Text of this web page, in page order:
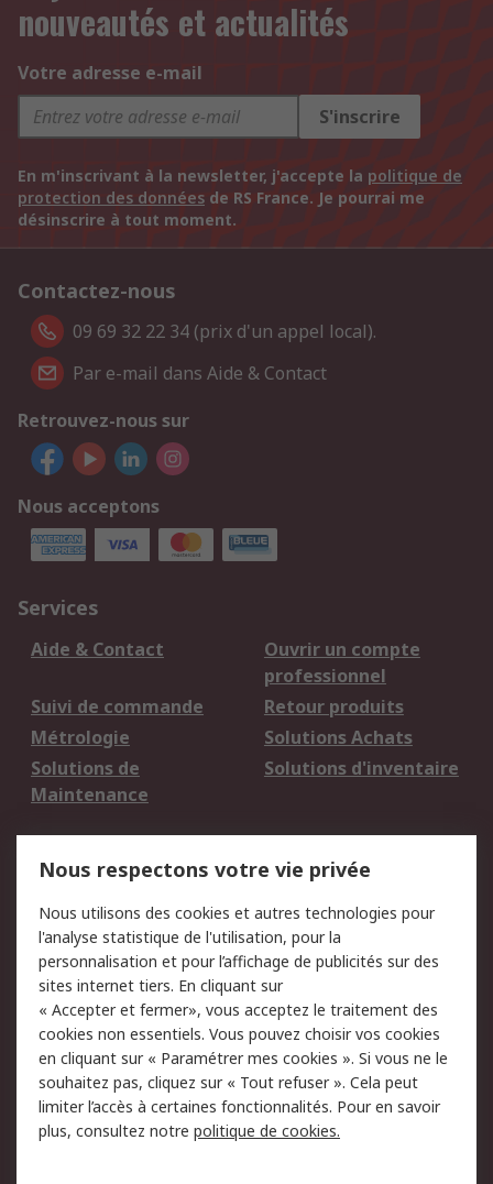
nouveautés et actualités
Votre adresse e-mail
S'inscrire
En m'inscrivant à la newsletter, j'accepte la politique de
protection des données de RS France. Je pourrai me
désinscrire à tout moment.
Contactez-nous
09 69 32 22 34 (prix d'un appel local).
Par e-mail dans Aide & Contact
Retrouvez-nous sur
Nous acceptons
Services
Aide & Contact
Ouvrir un compte
professionnel
Suivi de commande
Retour produits
Métrologie
Solutions Achats
Solutions de
Maintenance
Solutions d'inventaire
du site
Politique de protection
des données - Mise à
jour
Sécurité des E-mails
Conditions générales
de vente
Politique anti-
corruption
Campagnes marketing
A propos de RS
Nous respectons votre vie privée
Nous utilisons des cookies et autres technologies pour
l'analyse statistique de l'utilisation, pour la
personnalisation et pour l’affichage de publicités sur des
sites internet tiers. En cliquant sur
« Accepter et fermer», vous acceptez le traitement des
cookies non essentiels. Vous pouvez choisir vos cookies
en cliquant sur « Paramétrer mes cookies ». Si vous ne le
souhaitez pas, cliquez sur « Tout refuser ». Cela peut
limiter l’accès à certaines fonctionnalités. Pour en savoir
plus, consultez notre politique de cookies.